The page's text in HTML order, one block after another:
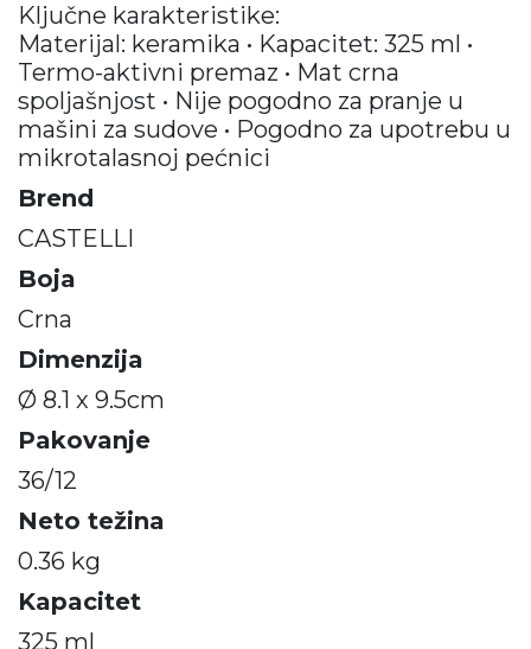
Ključne karakteristike:
Materijal: keramika • Kapacitet: 325 ml •
Termo-aktivni premaz • Mat crna
spoljašnjost • Nije pogodno za pranje u
mašini za sudove • Pogodno za upotrebu u
mikrotalasnoj pećnici
Brend
CASTELLI
Boja
Crna
Dimenzija
Ø 8.1 x 9.5cm
Pakovanje
36/12
Neto težina
0.36 kg
Kapacitet
325 ml